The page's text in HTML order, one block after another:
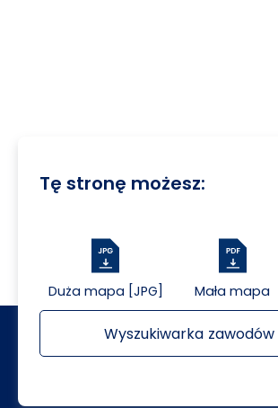
Tę stronę możesz:
Duża mapa [JPG] Mała mapa
Wyszukiwarka zawodów